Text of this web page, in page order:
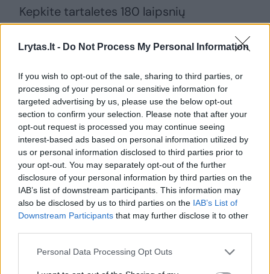
Lrytas.lt - Do Not Process My Personal Information
If you wish to opt-out of the sale, sharing to third parties, or
processing of your personal or sensitive information for
targeted advertising by us, please use the below opt-out
section to confirm your selection. Please note that after your
opt-out request is processed you may continue seeing
interest-based ads based on personal information utilized by
us or personal information disclosed to third parties prior to
your opt-out. You may separately opt-out of the further
disclosure of your personal information by third parties on the
IAB’s list of downstream participants. This information may
also be disclosed by us to third parties on the IAB’s List of
Downstream Participants that may further disclose it to other
Personal Data Processing Opt Outs
Kepkite tartaletes 180 laipsnių
temperatūroje apie 20–25 min.
Skanaus!
desertas Edita Gavelienė šilauogės Rodyti daugiau žymių
Komentuoti po šiuo straipsniu
Komentuoti gali tik Lrytas registruoti vartotojai.
Prisijunkite prie registruotų vartotojų
bendruomenės ir bendraukite komentaruose!